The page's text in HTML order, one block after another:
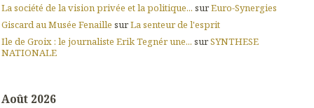
La société de la vision privée et la politique... surEuro-Synergies
Giscard au Musée Fenaille surLa senteur de l'esprit
Ile de Groix : le journaliste Erik Tegnér une... surSYNTHESE
NATIONALE
Août 2026